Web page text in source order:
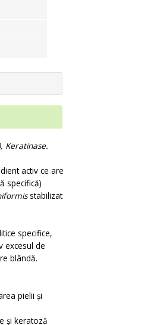
industria alimentara
Cosmetici
de parfumare
alimentare
Emolienti
Filtre UV
Keratinase.
activ ce are
specifică)
stabilizat
specifice,
excesul de
blândă.
pielii și
și keratoză